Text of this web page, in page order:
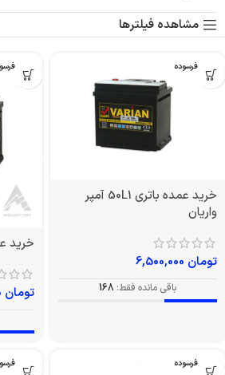
مشاهده فیلترها
بدون فرسوده
خرید عمده باتری 50L1 آمپر
واریان
تومان
باقی مانده فقط: 168
بدون
خرید عمده
تومان
بدون فرسوده بدون